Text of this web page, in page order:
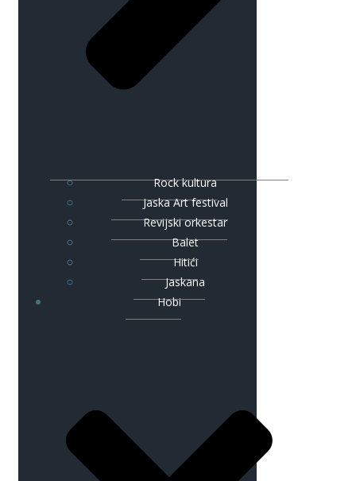
Rock kultura
Jaska Art festival
Revijski orkestar
Balet
Hitići
Jaskana
Hobi